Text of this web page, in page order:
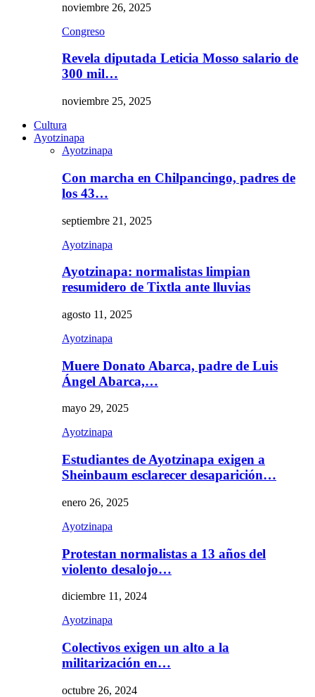
noviembre 26, 2025
Congreso
Revela diputada Leticia Mosso salario de
300 mil…
noviembre 25, 2025
Cultura
Ayotzinapa
Ayotzinapa
Con marcha en Chilpancingo, padres de
los 43…
septiembre 21, 2025
Ayotzinapa
Ayotzinapa: normalistas limpian
resumidero de Tixtla ante lluvias
agosto 11, 2025
Ayotzinapa
Muere Donato Abarca, padre de Luis
Ángel Abarca,…
mayo 29, 2025
Ayotzinapa
Estudiantes de Ayotzinapa exigen a
Sheinbaum esclarecer desaparición…
enero 26, 2025
Ayotzinapa
Protestan normalistas a 13 años del
violento desalojo…
diciembre 11, 2024
Ayotzinapa
Colectivos exigen un alto a la
militarización en…
octubre 26, 2024